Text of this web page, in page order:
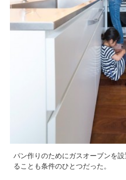
パン作りのためにガスオーブンを
ることも条件のひとつだった。